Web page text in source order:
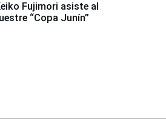
Fujimori asiste al
“Copa Junín”